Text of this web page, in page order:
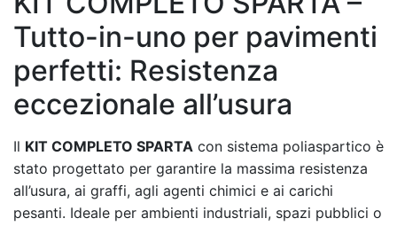
Tutto-in-uno per pavimenti
perfetti: Resistenza
eccezionale all’usura
Il KIT COMPLETO SPARTA con sistema poliaspartico è
stato progettato per garantire la massima resistenza
all’usura, ai graffi, agli agenti chimici e ai carichi
pesanti. Ideale per ambienti industriali, spazi pubblici o